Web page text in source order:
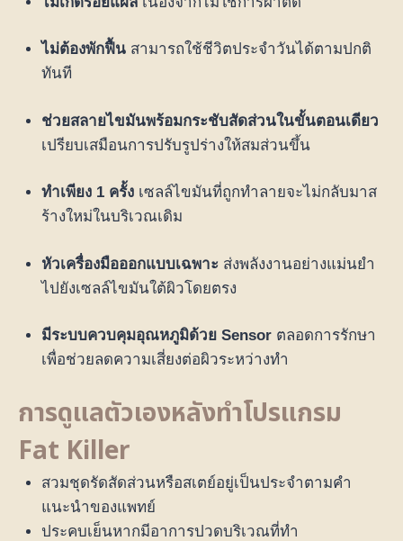
ไม่ต้องพักฟื้นสามารถใช้ชีวิตประจำวันได้ตามปกติ
ทันที
ช่วยสลายไขมันพร้อมกระชับสัดส่วนในขั้นตอนเดียว
เปรียบเสมือนการปรับรูปร่างให้สมส่วนขึ้น
ทำเพียง 1 ครั้งเซลล์ไขมันที่ถูกทำลายจะไม่กลับมาส
ร้างใหม่ในบริเวณเดิม
หัวเครื่องมือออกแบบเฉพาะส่งพลังงานอย่างแม่นยำ
ไปยังเซลล์ไขมันใต้ผิวโดยตรง
มีระบบควบคุมอุณหภูมิด้วย Sensorตลอดการรักษา
เพื่อช่วยลดความเสี่ยงต่อผิวระหว่างทำ
การดูแลตัวเองหลังทำโปรแกรม
Fat Killer
สวมชุดรัดสัดส่วนหรือสเตย์อยู่เป็นประจำตามคำ
แนะนำของแพทย์
ประคบเย็นหากมีอาการปวดบริเวณที่ทำ